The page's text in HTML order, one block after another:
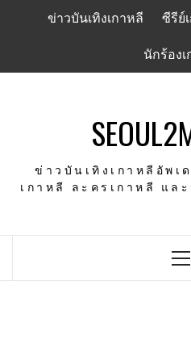
ข่าวบันเทิงเกาหลี ซีรีย์
นักร้อง
ข่าวบันเทิงเกาหลีอัพเ
เกาหลี ละครเกาหลี แล